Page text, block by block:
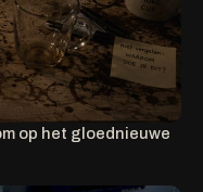
op het gloednieuwe